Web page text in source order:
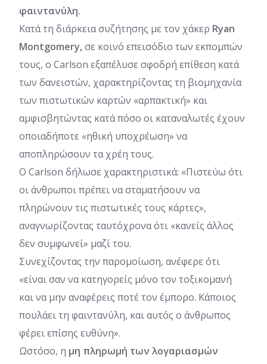
φαιντανύλη.
Κατά τη διάρκεια συζήτησης με τον χάκερ Ryan
Montgomery,σε κοινό επεισόδιο των εκπομπών
τους, ο Carlson εξαπέλυσε σφοδρή επίθεση κατά
των δανειστών, χαρακτηρίζοντας τη βιομηχανία
των πιστωτικών καρτών «αρπακτική» και
αμφισβητώντας κατά πόσο οι καταναλωτές έχουν
οποιαδήποτε «ηθική υποχρέωση» να
αποπληρώσουν τα χρέη τους.
Ο Carlson δήλωσε χαρακτηριστικά: «Πιστεύω ότι
οι άνθρωποι πρέπει να σταματήσουν να
πληρώνουν τις πιστωτικές τους κάρτες»,
αναγνωρίζοντας ταυτόχρονα ότι «κανείς άλλος
δεν συμφωνεί» μαζί του.
Συνεχίζοντας την παρομοίωση, ανέφερε ότι
«είναι σαν να κατηγορείς μόνο τον τοξικομανή
και να μην αναφέρεις ποτέ τον έμπορο. Κάποιος
πουλάει τη φαιντανύλη, και αυτός ο άνθρωπος
φέρει επίσης ευθύνη».
Ωστόσο, η μη πληρωμή των λογαριασμών